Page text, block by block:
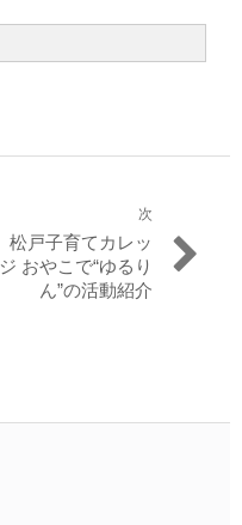
次
次
の
松戸子育てカレッ
ジ おやこで“ゆるり
ん”の活動紹介